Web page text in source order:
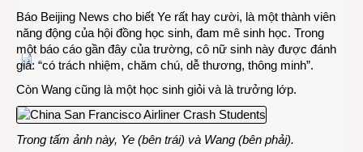
Báo Beijing News cho biết Ye rất hay cười, là một thành viên
năng động của hội đồng học sinh, đam mê sinh học. Trong
một báo cáo gần đây của trường, cô nữ sinh này được đánh
giá: “có trách nhiệm, chăm chú, dễ thương, thông minh”.
Còn Wang cũng là một học sinh giỏi và là trưởng lớp.
Trong tấm ảnh này, Ye (bên trái) và Wang (bên phải).